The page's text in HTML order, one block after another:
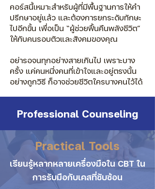
คอร์สนี้เหมาะสำหรับผู้ที่มีพื้นฐานการให้คำ
ปรึกษาอยู่แล้ว และต้องการยกระดับทักษะ
ไปอีกขั้น เพื่อเป็น “ผู้ช่วยฟื้นคืนพลังชีวิต”
ให้กับคนรอบตัวและสังคมของคุณ
อย่ารอจนทุกอย่างสายเกินไป เพราะบาง
ครั้ง แค่คนหนึ่งคนที่เข้าใจและอยู่ตรงนั้น
อย่างถูกวิธี ก็อาจช่วยชีวิตใครบางคนไว้ได้
Professional Counseling
Practical Tools
เรียนรู้หลากหลายเครื่องมือใน CBT ใน
การรับมือกับเคสที่ซับซ้อน